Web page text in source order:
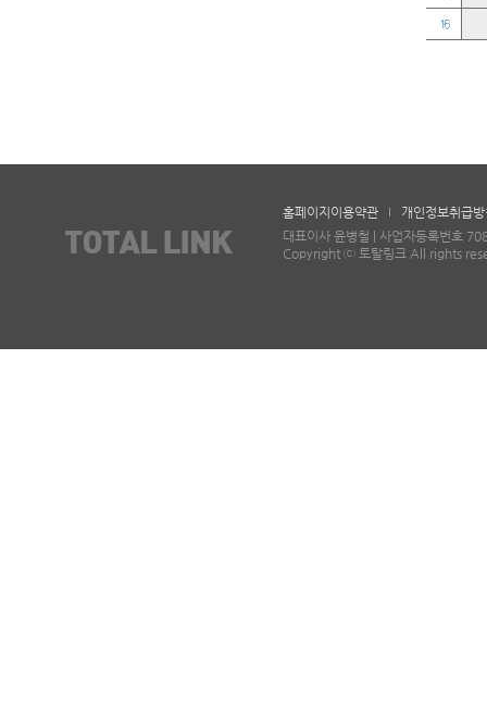
홈페이지이용약관
개인정보취급
대표이사 윤병철 | 사업자등록번호
Copyright ⓒ 토탈링크 All rights